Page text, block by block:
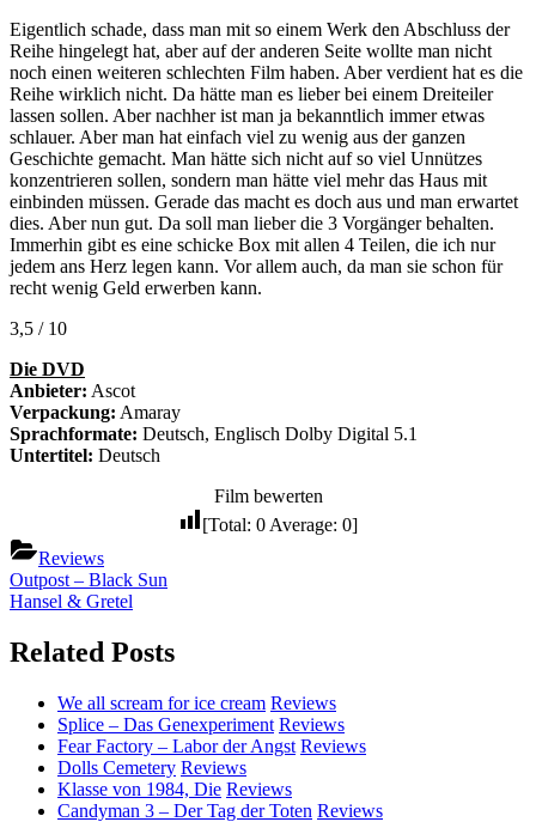
Eigentlich schade, dass man mit so einem Werk den Abschluss der
Reihe hingelegt hat, aber auf der anderen Seite wollte man nicht
noch einen weiteren schlechten Film haben. Aber verdient hat es die
Reihe wirklich nicht. Da hätte man es lieber bei einem Dreiteiler
lassen sollen. Aber nachher ist man ja bekanntlich immer etwas
schlauer. Aber man hat einfach viel zu wenig aus der ganzen
Geschichte gemacht. Man hätte sich nicht auf so viel Unnützes
konzentrieren sollen, sondern man hätte viel mehr das Haus mit
einbinden müssen. Gerade das macht es doch aus und man erwartet
dies. Aber nun gut. Da soll man lieber die 3 Vorgänger behalten.
Immerhin gibt es eine schicke Box mit allen 4 Teilen, die ich nur
jedem ans Herz legen kann. Vor allem auch, da man sie schon für
recht wenig Geld erwerben kann.
3,5 / 10
Die DVD
Anbieter: Ascot
Verpackung: Amaray
Sprachformate: Deutsch, Englisch Dolby Digital 5.1
Untertitel: Deutsch
Film bewerten
[Total: 0 Average: 0]
Reviews
Beitragsnavigation
Previous
Post:
Outpost – Black Sun
Next
Hansel & Gretel
Related Posts
We all scream for ice cream Reviews
Splice – Das Genexperiment Reviews
Fear Factory – Labor der Angst Reviews
Dolls Cemetery Reviews
Klasse von 1984, Die Reviews
Candyman 3 – Der Tag der Toten Reviews